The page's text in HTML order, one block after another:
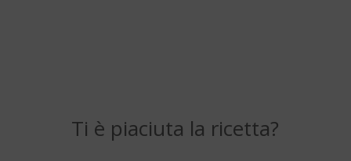
Ti è piaciuta la ricetta?